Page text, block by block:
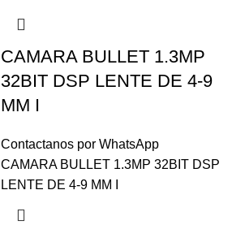
CAMARA BULLET 1.3MP
32BIT DSP LENTE DE 4-9
MM I
Contactanos por WhatsApp
CAMARA BULLET 1.3MP 32BIT DSP
LENTE DE 4-9 MM I